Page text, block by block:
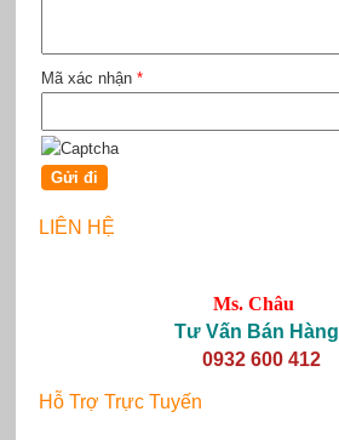
Mã xác nhận *
LIÊN HỆ
Ms. Châu
Tư Vấn Bán Hàng
0932 600 412
Hỗ Trợ Trực Tuyến